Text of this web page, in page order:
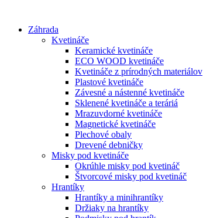
obsah
Záhrada
Kvetináče
Keramické kvetináče
ECO WOOD kvetináče
Kvetináče z prírodných materiálov
Plastové kvetináče
Závesné a nástenné kvetináče
Sklenené kvetináče a teráriá
Mrazuvdorné kvetináče
Magnetické kvetináče
Plechové obaly
Drevené debničky
Misky pod kvetináče
Okrúhle misky pod kvetináč
Štvorcové misky pod kvetináč
Hrantíky
Hrantíky a minihrantíky
Držiaky na hrantíky